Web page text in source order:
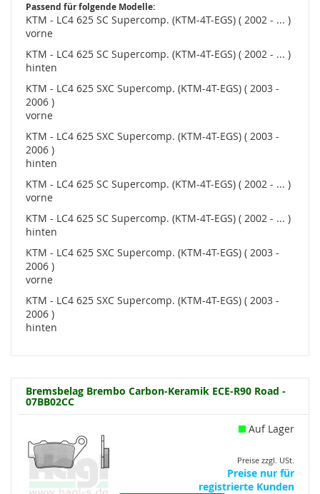
Passend für folgende Modelle:
KTM - LC4 625 SC Supercomp. (KTM-4T-EGS) ( 2002 - ... )
vorne
KTM - LC4 625 SC Supercomp. (KTM-4T-EGS) ( 2002 - ... )
hinten
KTM - LC4 625 SXC Supercomp. (KTM-4T-EGS) ( 2003 -
2006 )
vorne
KTM - LC4 625 SXC Supercomp. (KTM-4T-EGS) ( 2003 -
2006 )
hinten
KTM - LC4 625 SC Supercomp. (KTM-4T-EGS) ( 2002 - ... )
vorne
KTM - LC4 625 SC Supercomp. (KTM-4T-EGS) ( 2002 - ... )
hinten
KTM - LC4 625 SXC Supercomp. (KTM-4T-EGS) ( 2003 -
2006 )
vorne
KTM - LC4 625 SXC Supercomp. (KTM-4T-EGS) ( 2003 -
2006 )
hinten
Bremsbelag Brembo Carbon-Keramik ECE-R90 Road -
07BB02CC
Auf Lager
Preise zzgl. USt.
Preise nur für
registrierte Kunden